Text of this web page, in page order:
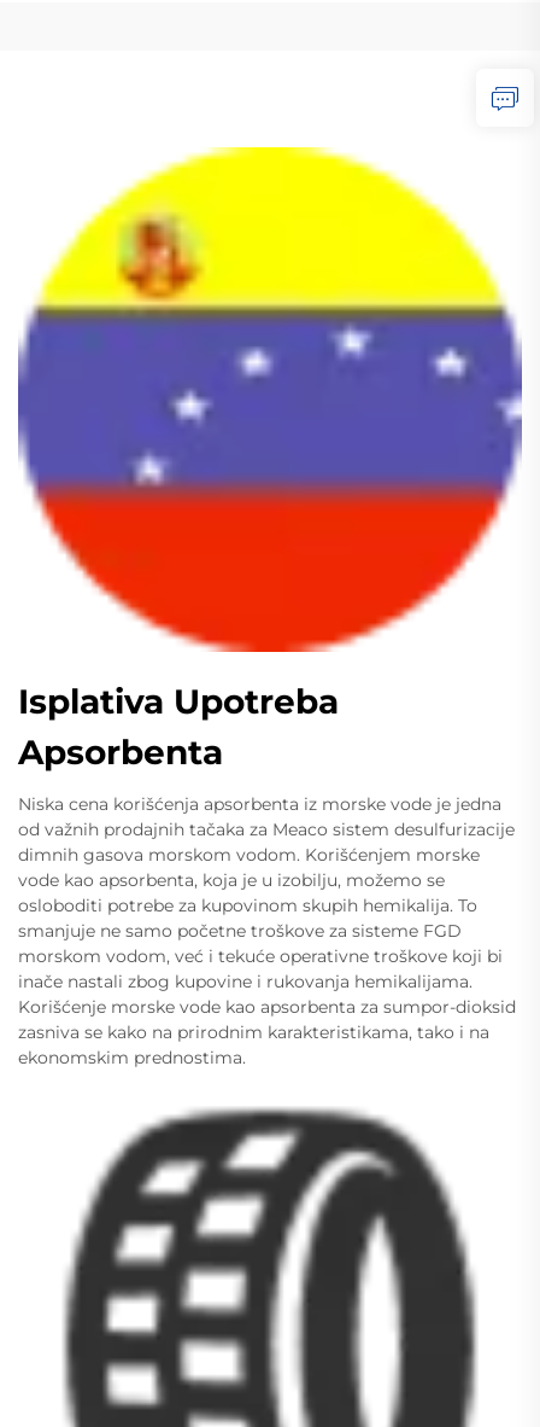
Isplativa Upotreba
Apsorbenta
Niska cena korišćenja apsorbenta iz morske vode je jedna
od važnih prodajnih tačaka za Meaco sistem desulfurizacije
dimnih gasova morskom vodom. Korišćenjem morske
vode kao apsorbenta, koja je u izobilju, možemo se
osloboditi potrebe za kupovinom skupih hemikalija. To
smanjuje ne samo početne troškove za sisteme FGD
morskom vodom, već i tekuće operativne troškove koji bi
inače nastali zbog kupovine i rukovanja hemikalijama.
Korišćenje morske vode kao apsorbenta za sumpor-dioksid
zasniva se kako na prirodnim karakteristikama, tako i na
ekonomskim prednostima.